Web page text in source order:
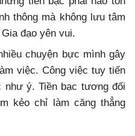
thông mà không lưu tâm
đạo yên vui.
chuyện bực mình gây
việc. Công việc tuy tiến
ý. Tiền bạc tương đối
kẻo chỉ làm căng thẳng